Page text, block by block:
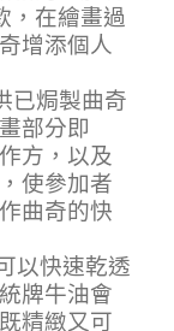
，在繪畫過
增添個人
已焗製曲奇
部分即
方，以及
使參加者
曲奇的快
以快速乾透
牌牛油會
精緻又可